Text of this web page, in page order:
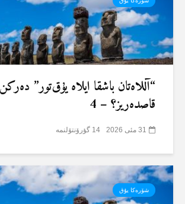
“آللاەتان باشقا ایلاە یۇق‌تور”
قاصدەریز؟ – 4
31 مئی 2026 14 گؤرۆنتۆلنمە
شۆرەکا یۇق